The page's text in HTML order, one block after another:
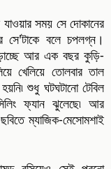
সময় সে দোকানের
সে'টাকে বলে চপলগ্ন।
আর এক বছর কুড়ি-
খেলিয়ে তোলবার তাল
শুধু ঘটঘটানো টেবিল
ফ্যান ঝুলেছে৷ আর
ম্যাজিক-মেসোমশাই